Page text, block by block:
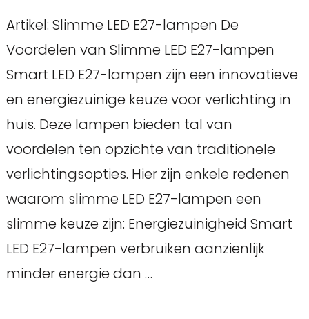
Artikel: Slimme LED E27-lampen De
Voordelen van Slimme LED E27-lampen
Smart LED E27-lampen zijn een innovatieve
en energiezuinige keuze voor verlichting in
huis. Deze lampen bieden tal van
voordelen ten opzichte van traditionele
verlichtingsopties. Hier zijn enkele redenen
waarom slimme LED E27-lampen een
slimme keuze zijn: Energiezuinigheid Smart
LED E27-lampen verbruiken aanzienlijk
minder energie dan …